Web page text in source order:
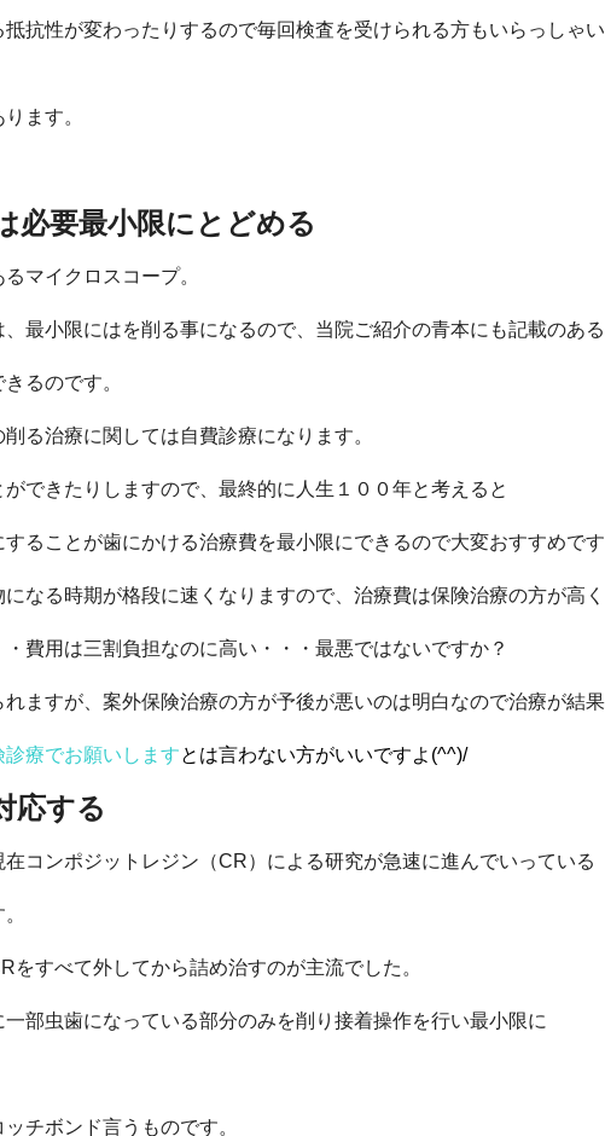
抗性が変わったりするので毎回検査を受けられる方もいらっしゃ
ます。
必要最小限にとどめる
マイクロスコープ。
最小限にはを削る事になるので、当院ご紹介の青本にも記載のある
るのです。
る治療に関しては自費診療になります。
できたりしますので、最終的に人生１００年と考えると
ることが歯にかける治療費を最小限にできるので大変おすすめで
なる時期が格段に速くなりますので、治療費は保険治療の方が高
費用は三割負担なのに高い・・・最悪ではないですか？
ますが、案外保険治療の方が予後が悪いのは明白なので治療が結
診療でお願いしますとは言わない方がいいですよ(^^)/
応する
コンポジットレジン（CR）による研究が急速に進んでいっている
すべて外してから詰め治すのが主流でした。
部虫歯になっている部分のみを削り接着操作を行い最小限に
チボンド言うものです。